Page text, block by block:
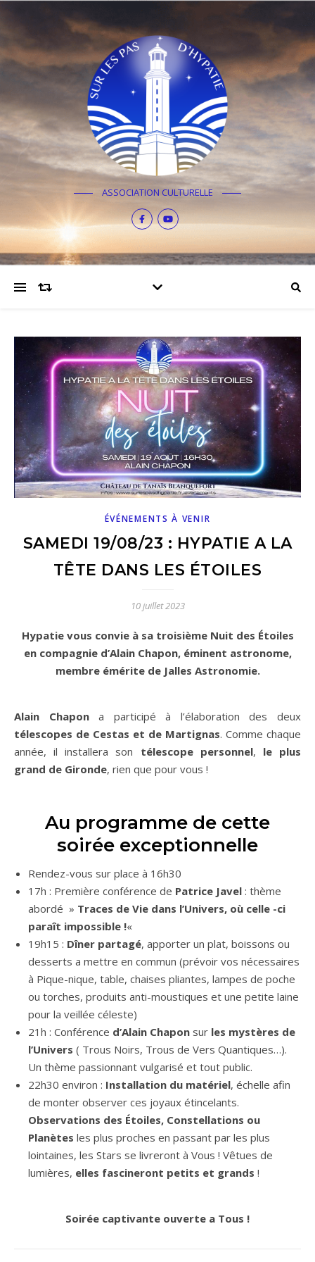
ASSOCIATION CULTURELLE
ÉVÉNEMENTS À VENIR
SAMEDI 19/08/23 : HYPATIE A LA
TÊTE DANS LES ÉTOILES
10 juillet 2023
Hypatie vous convie à sa troisième Nuit des Étoiles
en compagnie d’Alain Chapon, éminent astronome,
membre émérite de Jalles Astronomie.
Alain Chapona participé à l’élaboration des deux
télescopes de Cestas et de Martignas. Comme chaque
année, il installera son télescope personnel, le plus
grand de Gironde, rien que pour vous !
Au programme de cette
soirée exceptionnelle
Rendez-vous sur place à 16h30
17h : Première conférence de Patrice Javel : thème
abordé » Traces de Vie dans l’Univers, où celle -ci
paraît impossible !«
19h15 : Dîner partagé, apporter un plat, boissons ou
desserts a mettre en commun (prévoir vos nécessaires
à Pique-nique, table, chaises pliantes, lampes de poche
ou torches, produits anti-moustiques et une petite laine
pour la veillée céleste)
21h : Conférence d’Alain Chapon sur les mystères de
l’Univers ( Trous Noirs, Trous de Vers Quantiques…).
Un thème passionnant vulgarisé et tout public.
22h30 environ : Installation du matériel, échelle afin
de monter observer ces joyaux étincelants.
Observations des Étoiles, Constellations ou
Planètes les plus proches en passant par les plus
lointaines, les Stars se livreront à Vous ! Vêtues de
lumières, elles fascineront petits et grands !
Soirée captivante ouverte a Tous !